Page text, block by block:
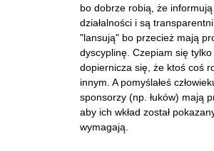
bo dobrze robią, że
działalności i są
"lansują" bo przecież mają
dyscyplinę. Czepiam się
dopiernicza się, że ktoś coś
innym. A pomyślałeś
sponsorzy (np. łuków) mają
aby ich wkład został
wymagają.